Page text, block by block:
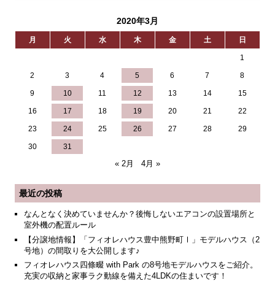
2020年3月
月 火 水 木 金 土 日
1
2 3 4 5 6 7 8
9 10 11 12 13 14 15
16 17 18 19 20 21 22
23 24 25 26 27 28 29
30 31
« 2月 4月 »
最近の投稿
なんとなく決めていませんか？後悔しないエアコンの設置場所と
室外機の配置ルール
【分譲地情報】「フィオレハウス豊中熊野町Ⅰ」モデルハウス（2
号地）の間取りを大公開します♪
フィオレハウス四條畷 with Park の8号地モデルハウスをご紹介。
充実の収納と家事ラク動線を備えた4LDKの住まいです！